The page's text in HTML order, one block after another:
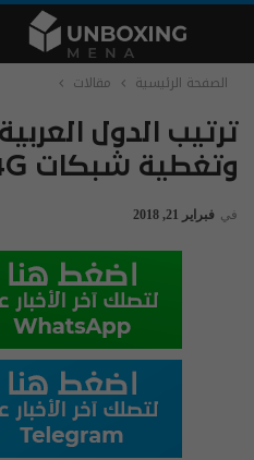
الصفحة الرئيسية مقالات
ترتيب الدول
وتغطية شبكات 4G
في فبراير 21, 2018